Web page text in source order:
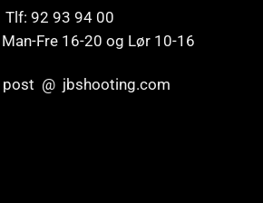
Tlf: 92 93 94 00
Fre 16-20 og Lør 10-16
post @ jbshooting.com